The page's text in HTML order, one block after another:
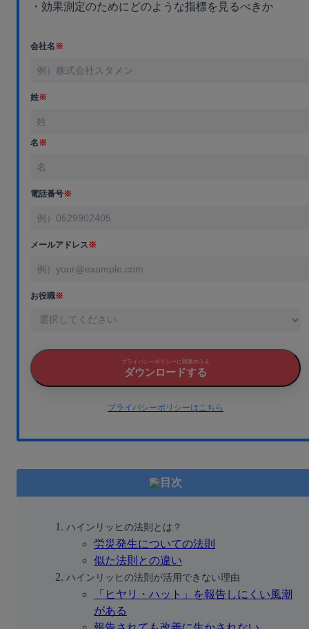
・効果測定のためにどのような指標を見るべきか
会社名※
姓※
名※
電話番号※
メールアドレス※
お役職※
プライバシーポリシーに同意のうえ
ダウンロードする
プライバシーポリシーはこちら
目次
ハインリッヒの法則とは？
労災発生についての法則
似た法則との違い
ハインリッヒの法則が活用できない理由
「ヒヤリ・ハット」を報告しにくい風潮
がある